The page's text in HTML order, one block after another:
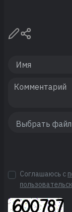
Соглашаюсь с